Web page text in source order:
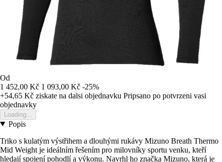
Od
1 452,00 Kč 1 093,00 Kč -25%
+54,65 Kč ziskate na dalsi objednavku Pripsano po potvrzeni vasi
objednavky
Loading...
Popis
Triko s kulatým výstřihem a dlouhými rukávy Mizuno Breath Thermo
Mid Weight je ideálním řešením pro milovníky sportu venku, kteří
hledají spojení pohodlí a výkonu. Navrhl ho značka Mizuno, která je